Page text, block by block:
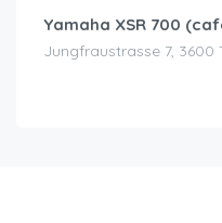
Yamaha XSR 700
Jungfraustrasse 7, 3600